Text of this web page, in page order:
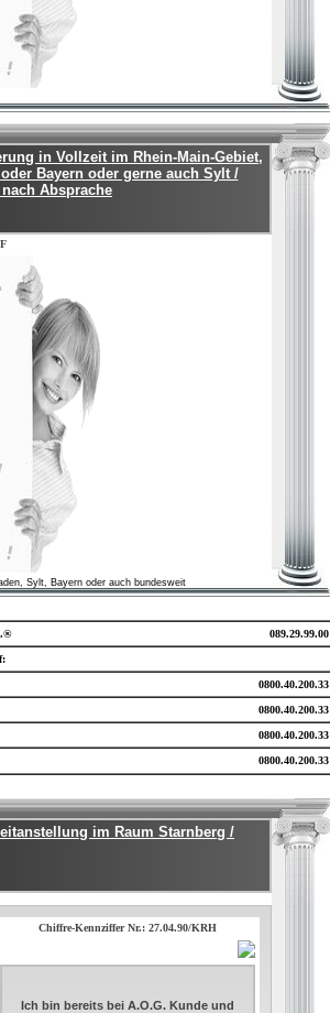
in Vollzeit im Rhein-Main-Gebiet,
Bayern oder gerne auch Sylt /
Absprache
Sylt, Bayern oder auch bundesweit
089.29.99.00
0800.40.200.33
0800.40.200.33
0800.40.200.33
0800.40.200.33
im Raum Starnberg /
Chiffre-Kennziffer Nr.: 27.04.90/KRH
Ich bin bereits bei A.O.G. Kunde und